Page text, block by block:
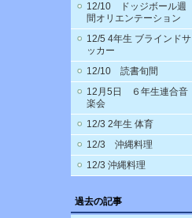
12/10 ドッジボール週
間オリエンテーション
12/5 4年生 ブラインドサ
ッカー
12/10 読書旬間
12月5日 ６年生連合音
楽会
12/3 2年生 体育
12/3 沖縄料理
12/3 沖縄料理
過去の記事